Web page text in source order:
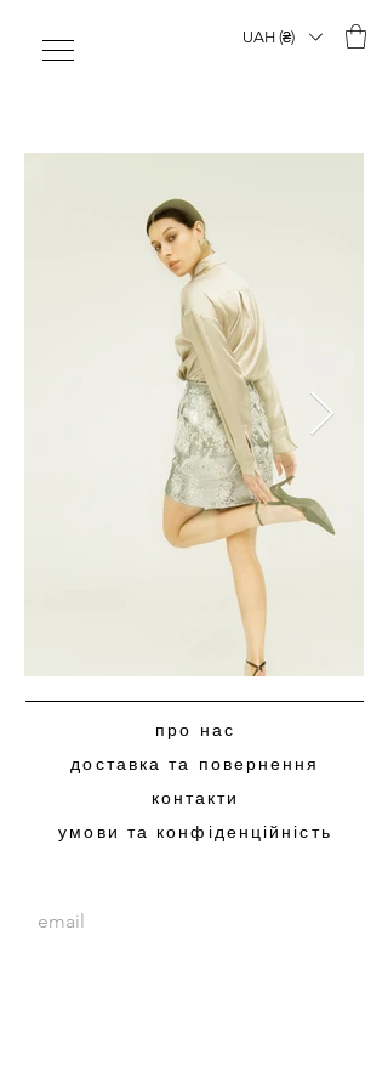
UAH (₴)
про нас
доставка та повернення
контакти
умови та конфіденційність